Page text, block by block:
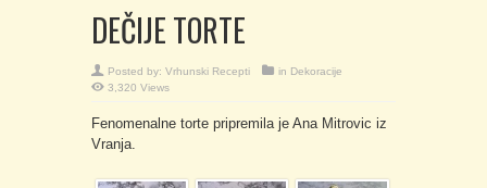
DEČIJE TORTE
Posted by: Vrhunski Recepti in Dekoracije
3,320 Views
Fenomenalne torte pripremila je Ana Mitrovic iz
Vranja.